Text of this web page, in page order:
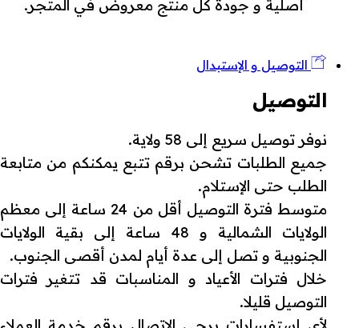
أصلية و جودة كل منتج معروض في المتجر.
التوصيل و الإستبدال
التوصيل
نوفر توصيل سريع إلى 58 ولاية.
جميع الطلبات تشحن برقم تتبع يمكنكم من متابعة
الطلب حتى الإستلام.
متوسط فترة التوصيل أقل من 24 ساعة إلى معظم
الولايات الشمالية و 48 ساعة إلى بقية الولايات
الجنوبية و تصل إلى عدة أيام لمدن أقصى الجنوب.
خلال فترات الأعياد و المناسبات قد تتغير فترات
التوصيل قليلا.